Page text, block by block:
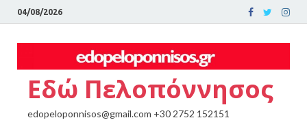
04/08/2026
Εδώ Πελοπόννησος
edopeloponnisos@gmail.com +30 2752 152151